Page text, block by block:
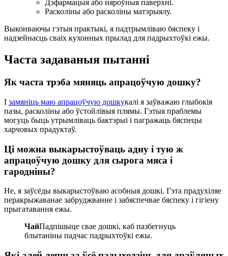
Дэфармацыя або няроўныя паверхні.
Расколіны або расколіны матэрыялу.
Выконваючы гэтыя практыкі, я падтрымліваю бяспеку і
надзейнасць сваіх кухонных прылад для падрыхтоўкі ежы.
Часта задаваныя пытанні
Як часта трэба мяняць апрацоўчую дошку?
I замяніць маю апрацоўчую дошкукалі я заўважаю глыбокія
пазы, расколіны або ўстойлівыя плямы. Гэтыя праблемы
могуць быць утрымліваць бактэрыі і пагражаць бяспецы
харчовых прадуктаў.
Ці можна выкарыстоўваць адну і тую ж
апрацоўчую дошку для сырога мяса і
гародніны?
Не, я заўсёды выкарыстоўваю асобныя дошкі. Гэта прадухіляе
перакрыжаванае забруджванне і забяспечвае бяспеку і гігіену
прыгатавання ежы.
ЧайПадпішыце свае дошкі, каб пазбегнуць
блытаніны падчас падрыхтоўкі ежы.